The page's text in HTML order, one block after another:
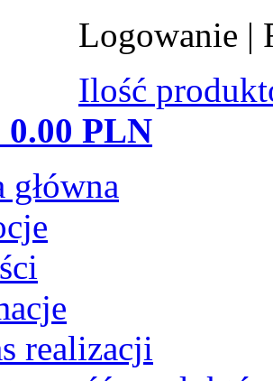
Logowanie |
Ilość
0.00 PLN
główna
realizacji